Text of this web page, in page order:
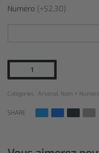
Numéro (+$2,30)
Catégories : Arsenal Nom +
SHARE